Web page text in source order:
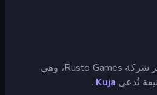
لعبة Drunk-Fu من تطوير شركة Rusto Games، وهي
تُدعى Kuja
.